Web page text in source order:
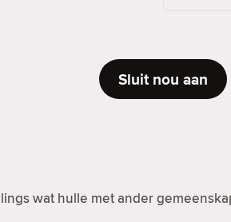
Sluit nou aan
wat hulle met ander